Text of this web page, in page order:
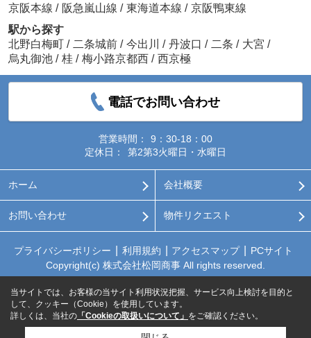
京阪本線 / 阪急嵐山線 / 東海道本線 / 京阪鴨東線
駅から探す
北野白梅町 / 二条城前 / 今出川 / 丹波口 / 二条 / 大宮 /
烏丸御池 / 桂 / 梅小路京都西 / 西京極
電話でお問い合わせ
営業時間：
9：30-18：00
定休日：
第2第3火曜日・水曜日
ホーム 会社概要
お問い合わせ 物件リクエスト
プライバシーポリシー 利用規約 アクセスマップ
PCサイト
Copyright(c) 株式会社松岡商事 All rights reserved.
当サイトでは、お客様の当サイト利用状況把握、サービス向上検討を目的と
して、クッキー（Cookie）を使用しています。
詳しくは、当社の 「Cookieの取扱いについて」 をご確認ください。